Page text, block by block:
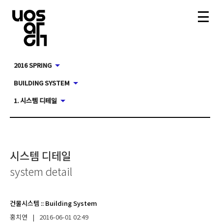
2016 SPRING
BUILDING SYSTEM
1. 시스템 디테일
시스템 디테일
system detail
건물시스템 :: Building System
홍치연
| 2016-06-01 02:49